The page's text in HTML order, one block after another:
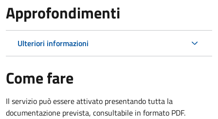
Approfondimenti
Ulteriori informazioni
Come fare
Il servizio può essere attivato presentando tutta la
documentazione prevista, consultabile in formato PDF.